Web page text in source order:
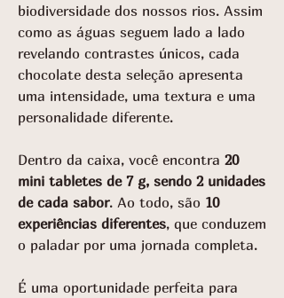
biodiversidade dos nossos rios. Assim
como as águas seguem lado a lado
revelando contrastes únicos, cada
chocolate desta seleção apresenta
uma intensidade, uma textura e uma
personalidade diferente.
Dentro da caixa, você encontra 20
mini tabletes de 7 g, sendo 2 unidades
de cada sabor. Ao todo, são 10
experiências diferentes, que conduzem
o paladar por uma jornada completa.
É uma oportunidade perfeita para